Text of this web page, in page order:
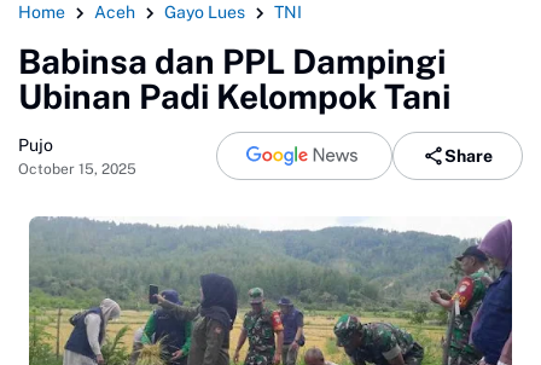
Home Aceh Gayo Lues TNI
Babinsa dan PPL Dampingi
Ubinan Padi Kelompok Tani
Pujo
October 15, 2025
Share